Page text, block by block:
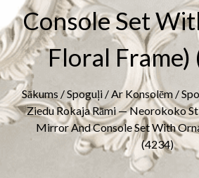
Console Set
Floral Frame)
Sākums /Spoguļi/Ar Konsolēm/
Ziedu Rokaja Rāmi — Neorokoko
Mirror And Console Set With
(4234)